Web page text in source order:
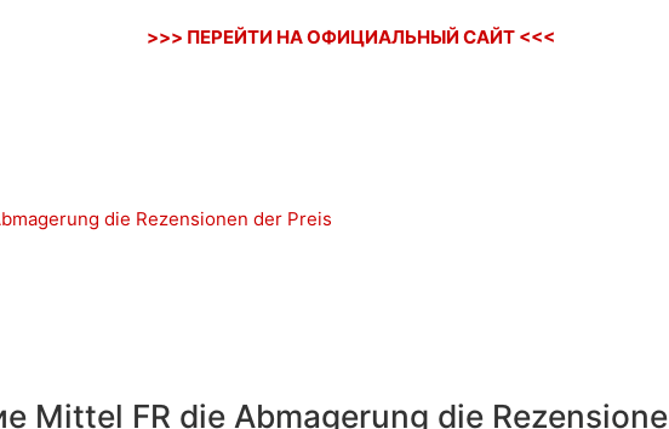
>>> ПЕРЕЙТИ НА ОФИЦИАЛЬНЫЙ САЙТ <<<
die Rezensionen der Preis
Mittel FR die Abmagerung die